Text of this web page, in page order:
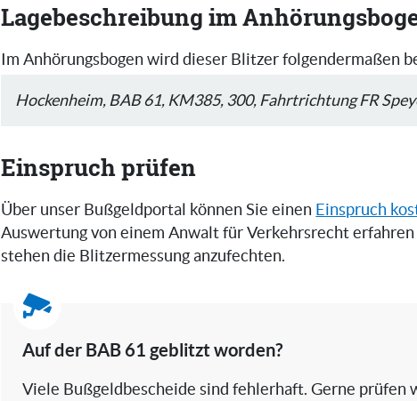
Lagebeschreibung im
Im Anhörungsbogen wird dieser Blitzer folgendermaßen
Hockenheim, BAB 61, KM385, 300, Fahrtrichtung FR
Einspruch prüfen
Über unser Bußgeldportal können Sie einen Einspruch
Auswertung von einem Anwalt für Verkehrsrecht erfahren
stehen die Blitzermessung anzufechten.
Auf der BAB 61 geblitzt worden?
Viele Bußgeldbescheide sind fehlerhaft. Gerne prüfen